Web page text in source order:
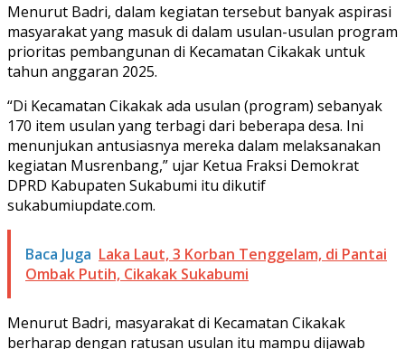
Menurut Badri, dalam kegiatan tersebut banyak aspirasi
masyarakat yang masuk di dalam usulan-usulan program
prioritas pembangunan di Kecamatan Cikakak untuk
tahun anggaran 2025.
“Di Kecamatan Cikakak ada usulan (program) sebanyak
170 item usulan yang terbagi dari beberapa desa. Ini
menunjukan antusiasnya mereka dalam melaksanakan
kegiatan Musrenbang,” ujar Ketua Fraksi Demokrat
DPRD Kabupaten Sukabumi itu dikutif
sukabumiupdate.com.
Baca Juga Laka Laut, 3 Korban Tenggelam, di Pantai
Ombak Putih, Cikakak Sukabumi
Menurut Badri, masyarakat di Kecamatan Cikakak
berharap dengan ratusan usulan itu mampu dijawab